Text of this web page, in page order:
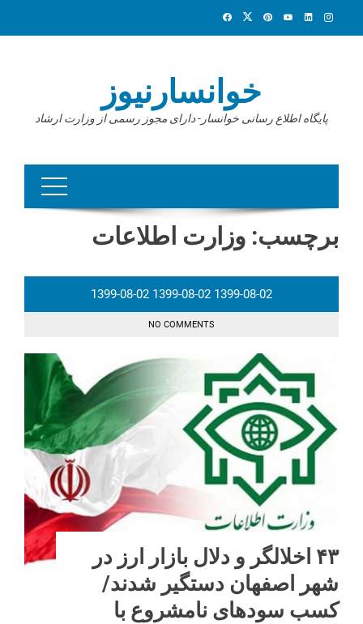
خوانسارنیوز
پایگاه اطلاع رسانی خوانسار- دارای مجوز رسمی از وزارت ارشاد
برچسب: وزارت اطلاعات
1399-08-02 1399-08-02 1399-08-02
NO COMMENTS
۴۳ اخلالگر و دلال بازار ارز در
شهر اصفهان دستگیر شدند/
کسب سود‌های نامشروع با